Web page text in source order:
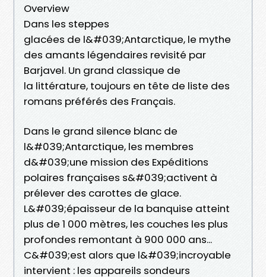
Overview
Dans les steppes
glacées de l&#039;Antarctique, le mythe
des amants légendaires revisité par
Barjavel. Un grand classique de
la littérature, toujours en tête de liste des
romans préférés des Français.
Dans le grand silence blanc de
l&#039;Antarctique, les membres
d&#039;une mission des Expéditions
polaires françaises s&#039;activent à
prélever des carottes de glace.
L&#039;épaisseur de la banquise atteint
plus de 1 000 mètres, les couches les plus
profondes remontant à 900 000 ans...
C&#039;est alors que l&#039;incroyable
intervient : les appareils sondeurs